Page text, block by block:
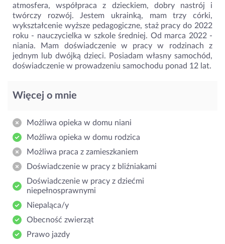
atmosfera, współpraca z dzieckiem, dobry nastrój i
twórczy rozwój. Jestem ukrainką, mam trzy córki,
wykształcenie wyższe pedagogiczne, staż pracy do 2022
roku - nauczycielka w szkole średniej. Od marca 2022 -
niania. Mam doświadczenie w pracy w rodzinach z
jednym lub dwójką dzieci. Posiadam własny samochód,
doświadczenie w prowadzeniu samochodu ponad 12 lat.
Więcej o mnie
Możliwa opieka w domu niani
Możliwa opieka w domu rodzica
Możliwa praca z zamieszkaniem
Doświadczenie w pracy z bliźniakami
Doświadczenie w pracy z dziećmi
niepełnosprawnymi
Niepaląca/y
Obecność zwierząt
Prawo jazdy